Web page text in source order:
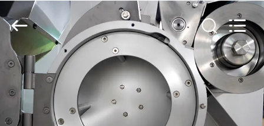
ДОМОЙ
ПРОДУКТЫ
Guangzhou
Jiuying
Food
Machinery
Co.,Ltd.
Rights
Reserved.